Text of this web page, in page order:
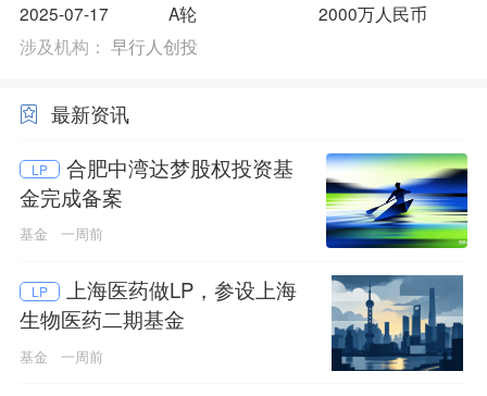
2025-07-17 A轮 2000万人民币
涉及机构： 早行人创投
最新资讯
LP
合肥中湾达梦股权投资基
金完成备案
基金 一周前
LP
上海医药做LP，参设上海
生物医药二期基金
基金 一周前